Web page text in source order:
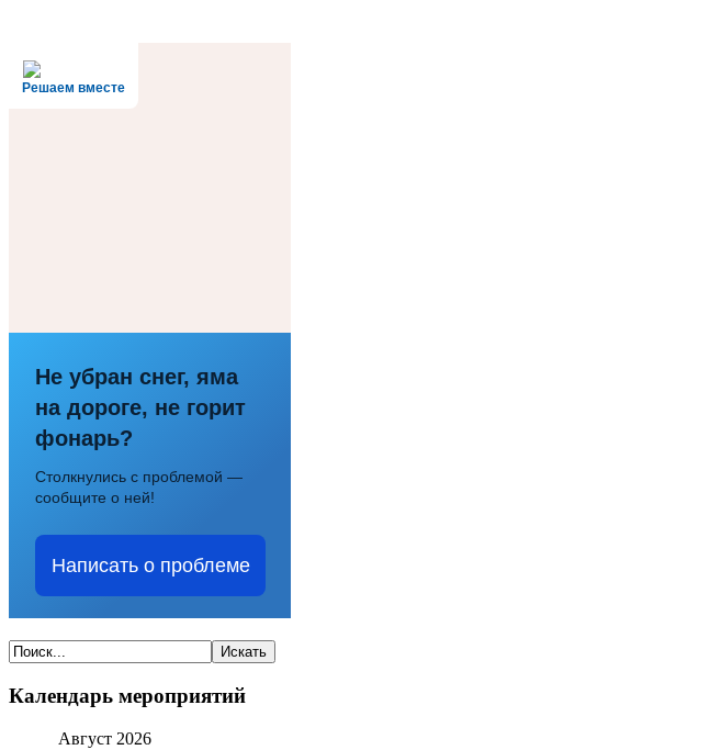
Решаем вместе
Не убран снег, яма
на дороге, не горит
фонарь?
Столкнулись с проблемой —
сообщите о ней!
Написать о проблеме
Календарь мероприятий
Август 2026